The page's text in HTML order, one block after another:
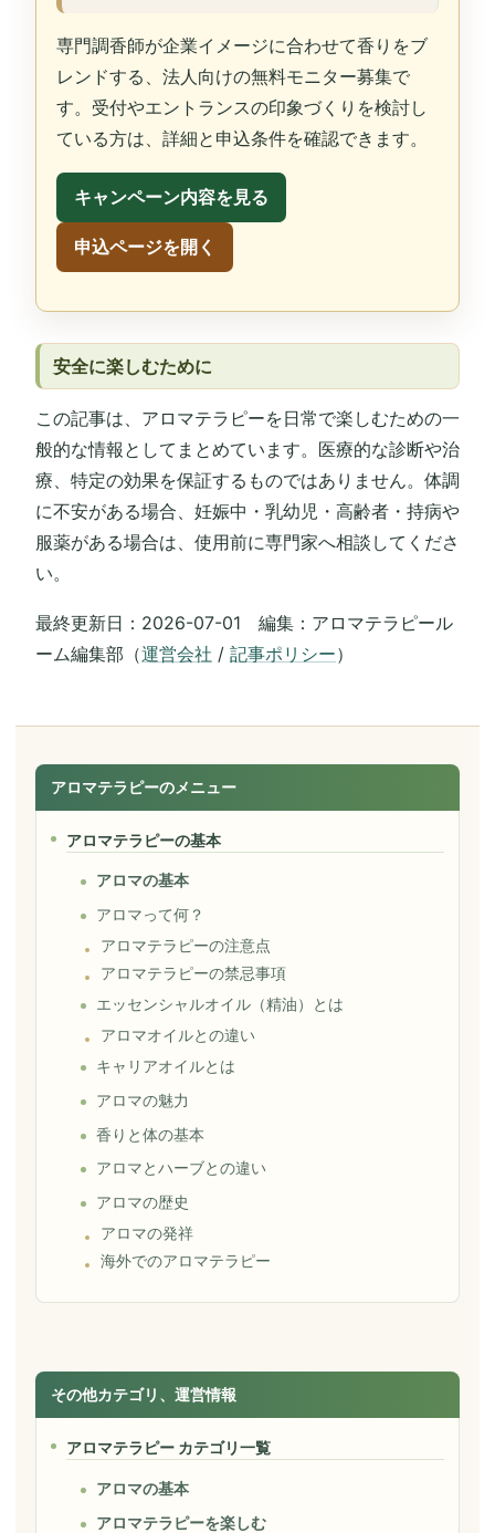
専門調香師が企業イメージに合わせて香りをブ
レンドする、法人向けの無料モニター募集で
す。受付やエントランスの印象づくりを検討し
ている方は、詳細と申込条件を確認できます。
キャンペーン内容を見る
申込ページを開く
安全に楽しむために
この記事は、アロマテラピーを日常で楽しむための一
般的な情報としてまとめています。医療的な診断や治
療、特定の効果を保証するものではありません。体調
に不安がある場合、妊娠中・乳幼児・高齢者・持病や
服薬がある場合は、使用前に専門家へ相談してくださ
い。
最終更新日：2026-07-01 編集：アロマテラピール
ーム編集部（運営会社 / 記事ポリシー）
アロマテラピーのメニュー
アロマテラピーの基本
アロマの基本
アロマって何？
アロマテラピーの注意点
アロマテラピーの禁忌事項
エッセンシャルオイル（精油）とは
アロマオイルとの違い
キャリアオイルとは
アロマの魅力
香りと体の基本
アロマとハーブとの違い
アロマの歴史
アロマの発祥
海外でのアロマテラピー
その他カテゴリ、運営情報
アロマテラピー カテゴリ一覧
アロマの基本
アロマテラピーを楽しむ